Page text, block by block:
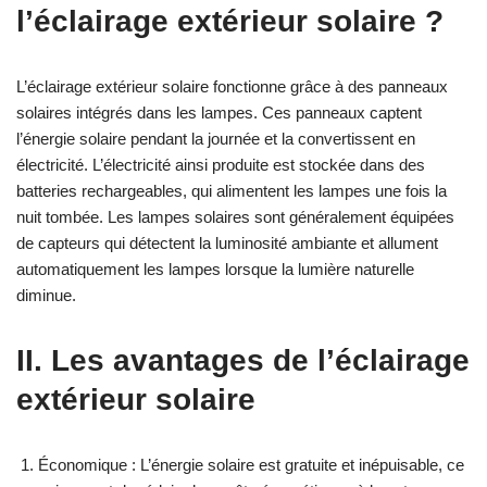
l’éclairage extérieur solaire ?
L’éclairage extérieur solaire fonctionne grâce à des panneaux
solaires intégrés dans les lampes. Ces panneaux captent
l’énergie solaire pendant la journée et la convertissent en
électricité. L’électricité ainsi produite est stockée dans des
batteries rechargeables, qui alimentent les lampes une fois la
nuit tombée. Les lampes solaires sont généralement équipées
de capteurs qui détectent la luminosité ambiante et allument
automatiquement les lampes lorsque la lumière naturelle
diminue.
II. Les avantages de l’éclairage
extérieur solaire
Économique : L’énergie solaire est gratuite et inépuisable, ce